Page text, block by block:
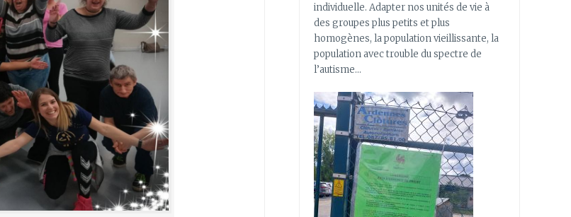
individuelle. Adapter nos unités de vie à
des groupes plus petits et plus
homogènes, la population vieillissante, la
population avec trouble du spectre de
l’autisme…